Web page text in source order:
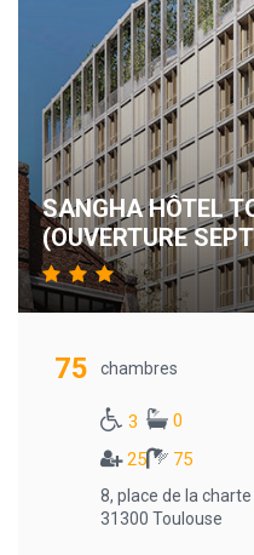
SANGHA HÔTEL
(OUVERTURE
75 chambres
3
0
25
75
8, place de la
31300 Toulouse